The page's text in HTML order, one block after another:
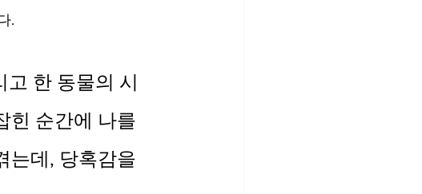
.
고 한 동물의 시
힌 순간에 나를
는데, 당혹감을